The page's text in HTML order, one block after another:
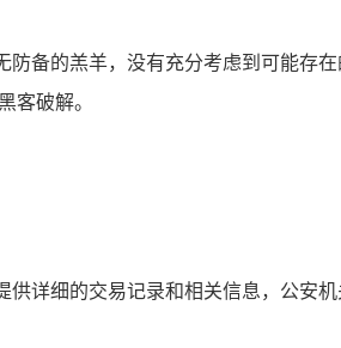
备的羔羊，没有充分考虑到可能存
客破解。
详细的交易记录和相关信息，公安